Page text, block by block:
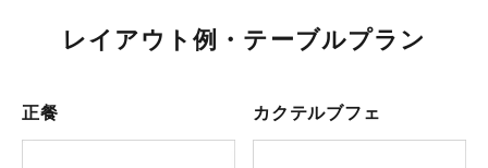
レイアウト例・テーブルプラン
正餐 カクテルブフェ